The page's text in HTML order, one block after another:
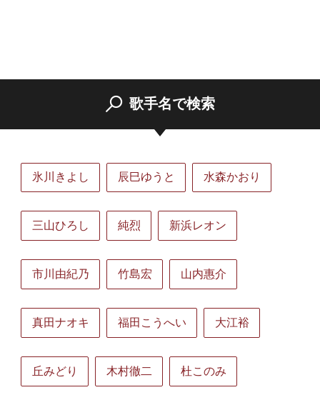
歌手名で検索
氷川きよし 辰巳ゆうと 水森かおり
三山ひろし 純烈 新浜レオン
市川由紀乃 竹島宏 山内惠介
真田ナオキ 福田こうへい 大江裕
丘みどり 木村徹二 杜このみ